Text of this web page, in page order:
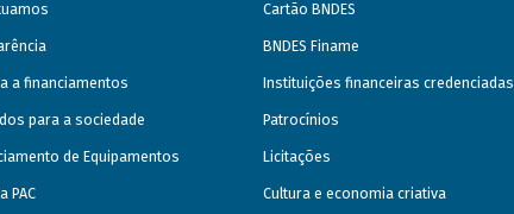
a financiamentos
para a sociedade
de Equipamentos
PAC
Cartão BNDES
BNDES Finame
Instituições financeiras credenciadas
Patrocínios
Licitações
Cultura e economia criativa